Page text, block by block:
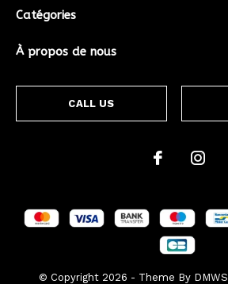
Catégories
À propos de nous
CALL US
© Copyright 2026 - Theme By DMWS